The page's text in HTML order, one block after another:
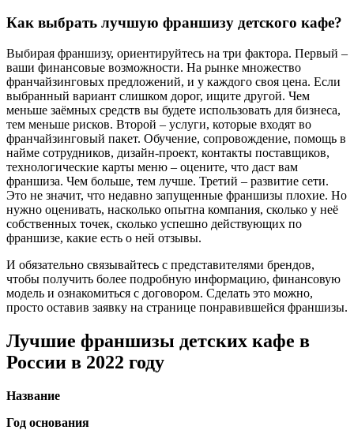
Как выбрать лучшую франшизу детского кафе?
Выбирая франшизу, ориентируйтесь на три фактора. Первый –
ваши финансовые возможности. На рынке множество
франчайзинговых предложений, и у каждого своя цена. Если
выбранный вариант слишком дорог, ищите другой. Чем
меньше заёмных средств вы будете использовать для бизнеса,
тем меньше рисков. Второй – услуги, которые входят во
франчайзинговый пакет. Обучение, сопровождение, помощь в
найме сотрудников, дизайн-проект, контакты поставщиков,
технологические карты меню – оцените, что даст вам
франшиза. Чем больше, тем лучше. Третий – развитие сети.
Это не значит, что недавно запущенные франшизы плохие. Но
нужно оценивать, насколько опытна компания, сколько у неё
собственных точек, сколько успешно действующих по
франшизе, какие есть о ней отзывы.
И обязательно связывайтесь с представителями брендов,
чтобы получить более подробную информацию, финансовую
модель и ознакомиться с договором. Сделать это можно,
просто оставив заявку на странице понравившейся франшизы.
Лучшие франшизы детских кафе в
России в 2022 году
Название
Год основания